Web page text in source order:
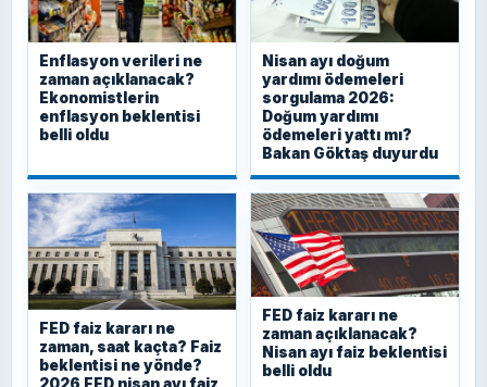
Enflasyon verileri ne
zaman açıklanacak?
Ekonomistlerin
enflasyon beklentisi
belli oldu
Nisan ayı doğum
yardımı ödemeleri
sorgulama 2026:
Doğum yardımı
ödemeleri yattı mı?
Bakan Göktaş duyurdu
FED faiz kararı ne
zaman, saat kaçta? Faiz
beklentisi ne yönde?
FED faiz kararı ne
zaman açıklanacak?
Nisan ayı faiz beklentisi
belli oldu